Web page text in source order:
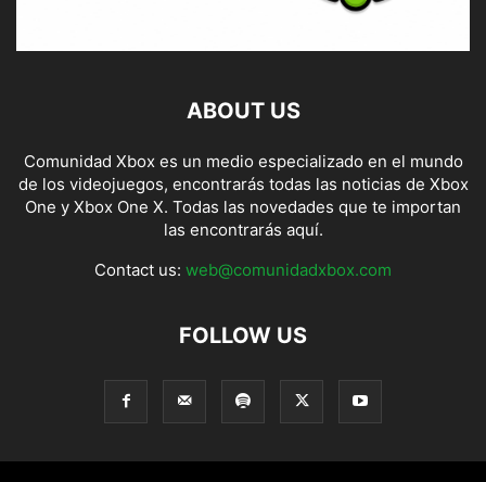
ABOUT US
Comunidad Xbox es un medio especializado en el mundo
de los videojuegos, encontrarás todas las noticias de Xbox
One y Xbox One X. Todas las novedades que te importan
las encontrarás aquí.
Contact us: web@comunidadxbox.com
FOLLOW US